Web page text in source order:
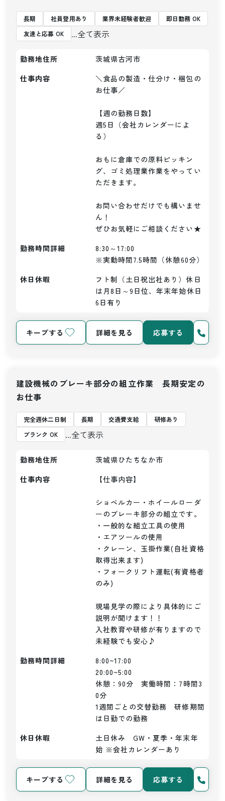
長期 社員登用あり 業界未経験者歓迎
即日勤務 OK
友達と応募 OK
...全て表示
勤務地住所
茨城県古河市
仕事内容
＼食品の製造・仕分け・梱包の
お仕事／
【週の勤務日数】
週5日（会社カレンダーによ
る）
おもに倉庫での原料ピッキン
グ、ゴミ処理業作業をやってい
ただきます。
お問い合わせだけでも構いませ
ん！
ぜひお気軽にご相談ください★
勤務時間詳細
8:30～17:00
※実動時間7.5時間（休憩60分）
休日休暇
フト制（土日祝出社あり）休日
は月8日～9日位、年末年始休日
6日有り
キープする 詳細を見る 応募する
建設機械のブレーキ部分の組立作業 長期安定の
お仕事
完全週休二日制 長期 交通費支給
研修あり
ブランク OK
...全て表示
勤務地住所
茨城県ひたちなか市
仕事内容
【仕事内容】
ショベルカー・ホイールローダ
ーのブレーキ部分の組立です。
・一般的な組立工具の使用
・エアツールの使用
・クレーン、玉掛作業(自社資格
取得出来ます)
・フォークリフト運転(有資格者
のみ)
現場見学の際により具体的にご
説明が聞けます！！
入社教育や研修が有りますので
未経験でも安心♪
勤務時間詳細
8:00~17:00
20:00~5:00
休憩：90分　実働時間：7時間3
0分
1週間ごとの交替勤務　研修期間
は日勤での勤務
休日休暇
土日休み　GW・夏季・年末年
始 ※会社カレンダーあり
キープする 詳細を見る 応募する